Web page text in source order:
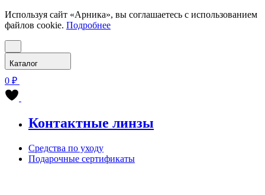
Используя сайт «Арника», вы соглашаетесь с использованием
файлов cookie. Подробнее
Каталог
0 ₽
Контактные линзы
Средства по уходу
Подарочные сертификаты